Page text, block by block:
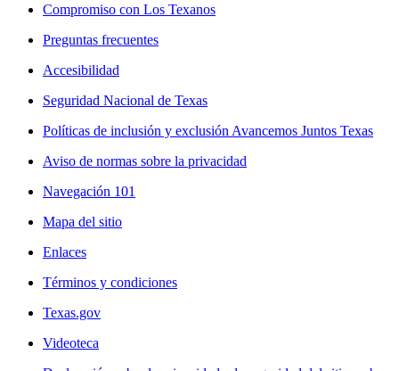
Compromiso con Los Texanos
Preguntas frecuentes
Accesibilidad
Seguridad Nacional de Texas
Políticas de inclusión y exclusión Avancemos Juntos Texas
Aviso de normas sobre la privacidad
Navegación 101
Mapa del sitio
Enlaces
Términos y condiciones
Texas.gov
Videoteca